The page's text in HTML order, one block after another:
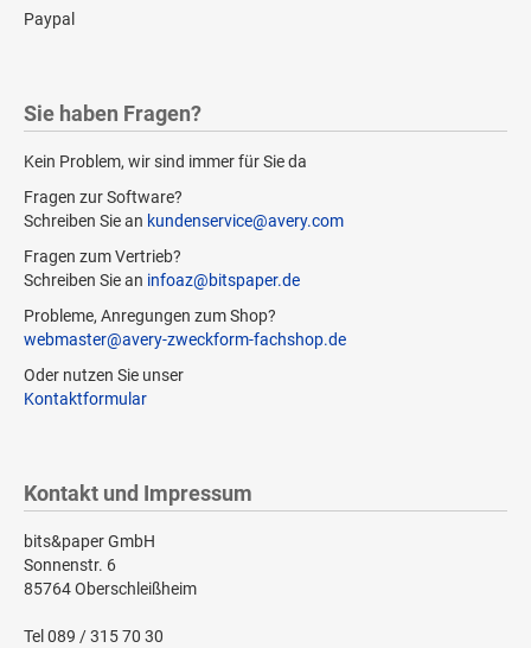
Paypal
Sie haben Fragen?
Kein Problem, wir sind immer für Sie da
Fragen zur Software?
Schreiben Sie an kundenservice@avery.com
Fragen zum Vertrieb?
Schreiben Sie an infoaz@bitspaper.de
Probleme, Anregungen zum Shop?
webmaster@avery-zweckform-fachshop.de
Oder nutzen Sie unser
Kontaktformular
Kontakt und Impressum
bits&paper GmbH
Sonnenstr. 6
85764 Oberschleißheim
Tel 089 / 315 70 30